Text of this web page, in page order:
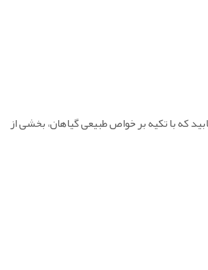
که با تکیه بر خواص طبیعی گیاهان، بخشی از